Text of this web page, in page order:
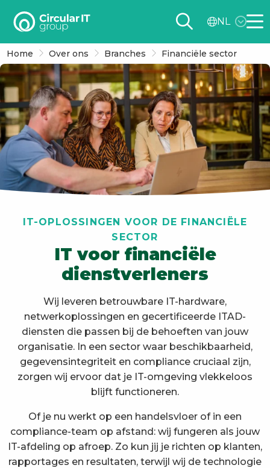
Circular
group
–
NL
NL
Home Over ons Branches Financiële sector
IT-OPLOSSINGEN VOOR DE FINANCIËLE
SECTOR
IT voor financiële
dienstverleners
Wij leveren betrouwbare IT-hardware,
netwerkoplossingen en gecertificeerde ITAD-
diensten die passen bij de behoeften van jouw
organisatie. In een sector waar beschikbaarheid,
gegevensintegriteit en compliance cruciaal zijn,
zorgen wij ervoor dat je IT-omgeving vlekkeloos
blijft functioneren.
Of je nu werkt op een handelsvloer of in een
compliance-team op afstand: wij fungeren als jouw
IT-afdeling op afroep. Zo kun jij je richten op klanten,
rapportages en resultaten, terwijl wij de technologie